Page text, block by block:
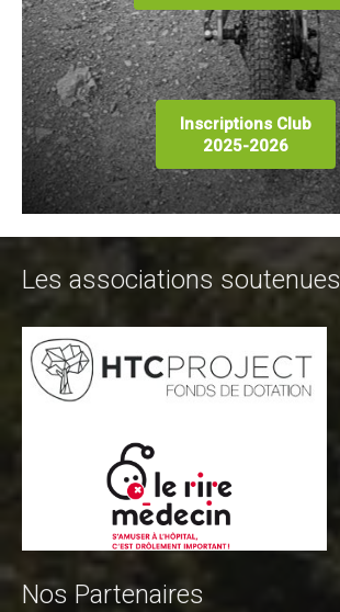
Inscriptions Club
2025-2026
Les associations soutenues
Nos Partenaires